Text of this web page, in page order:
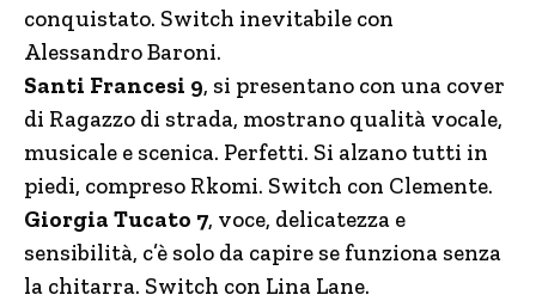
conquistato. Switch inevitabile con
Alessandro Baroni.
Santi Francesi 9, si presentano con una cover
di Ragazzo di strada, mostrano qualità vocale,
musicale e scenica. Perfetti. Si alzano tutti in
piedi, compreso Rkomi. Switch con Clemente.
Giorgia Tucato 7, voce, delicatezza e
sensibilità, c’è solo da capire se funziona senza
la chitarra. Switch con Lina Lane.